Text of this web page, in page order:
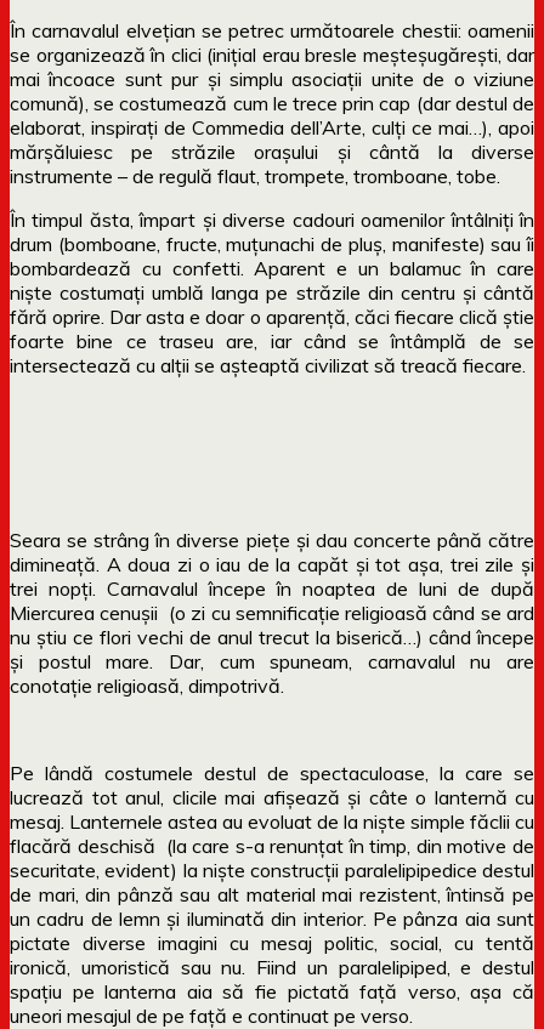
În carnavalul elvețian se petrec următoarele chestii: oamenii
se organizează în clici (inițial erau bresle meșteșugărești, dar
mai încoace sunt pur și simplu asociații unite de o viziune
comună), se costumează cum le trece prin cap (dar destul de
elaborat, inspirați de Commedia dell’Arte, culți ce mai…), apoi
mărșăluiesc pe străzile orașului și cântă la diverse
instrumente – de regulă flaut, trompete, tromboane, tobe.
În timpul ăsta, împart și diverse cadouri oamenilor întâlniți în
drum (bomboane, fructe, muțunachi de pluș, manifeste) sau îi
bombardează cu confetti. Aparent e un balamuc în care
niște costumați umblă langa pe străzile din centru și cântă
fără oprire. Dar asta e doar o aparență, căci fiecare clică știe
foarte bine ce traseu are, iar când se întâmplă de se
intersectează cu alții se așteaptă civilizat să treacă fiecare.
Seara se strâng în diverse piețe și dau concerte până către
dimineață. A doua zi o iau de la capăt și tot așa, trei zile și
trei nopți. Carnavalul începe în noaptea de luni de după
Miercurea cenușii (o zi cu semnificație religioasă când se ard
nu știu ce flori vechi de anul trecut la biserică…) când începe
și postul mare. Dar, cum spuneam, carnavalul nu are
conotație religioasă, dimpotrivă.
Pe lândă costumele destul de spectaculoase, la care se
lucrează tot anul, clicile mai afișează și câte o lanternă cu
mesaj. Lanternele astea au evoluat de la niște simple făclii cu
flacără deschisă (la care s-a renunțat în timp, din motive de
securitate, evident) la niște construcții paralelipipedice destul
de mari, din pânză sau alt material mai rezistent, întinsă pe
un cadru de lemn și iluminată din interior. Pe pânza aia sunt
pictate diverse imagini cu mesaj politic, social, cu tentă
ironică, umoristică sau nu. Fiind un paralelipiped, e destul
spațiu pe lanterna aia să fie pictată față verso, așa că
uneori mesajul de pe față e continuat pe verso.